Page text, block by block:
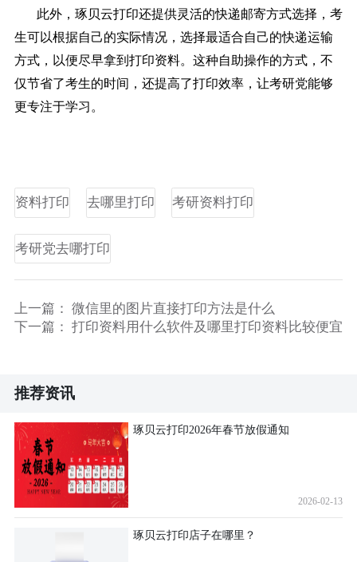
此外，琢贝云打印还提供灵活的快递邮寄方式选择，考
生可以根据自己的实际情况，选择最适合自己的快递运输
方式，以便尽早拿到打印资料。这种自助操作的方式，不
仅节省了考生的时间，还提高了打印效率，让考研党能够
更专注于学习。
资料打印 去哪里打印 考研资料打印
考研党去哪打印
上一篇： 微信里的图片直接打印方法是什么
下一篇： 打印资料用什么软件及哪里打印资料比较便宜
推荐资讯
琢贝云打印2026年春节放假通知
2026-02-13
琢贝云打印店子在哪里？